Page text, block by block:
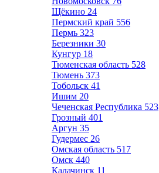
Щёкино 24
Пермский край 556
Пермь 323
Березники 30
Кунгур 18
Тюменская область 528
Тюмень 373
Тобольск 41
Ишим 20
Чеченская Республика 523
Грозный 401
Аргун 35
Гудермес 26
Омская область 517
Омск 440
Калачинск 11